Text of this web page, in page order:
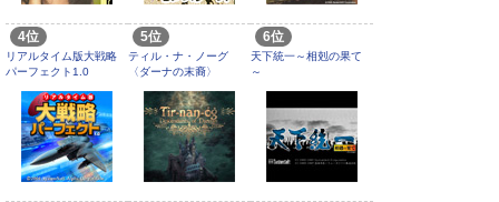
4位
リアルタイム版大戦略
パーフェクト1.0
5位
ティル・ナ・ノーグ
〈ダーナの末裔〉
6位
天下統一～相剋の果て
～